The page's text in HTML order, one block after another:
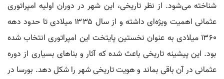
شناخته می‌شود. از نظر تاریخی، این شهر در دوران اولیه امپراتوری
عثمانی اهمیت ویژه‌ای داشته و از سال ۱۳۳۵ میلادی تا حدود دهه
۱۳۶۰ میلادی به عنوان نخستین پایتخت این امپراتوری انتخاب شده
بود. این پیشینه تاریخی باعث شده که آثار و بناهای بسیاری از دوره
عثمانی در آن باقی بماند و هویت تاریخی شهر را شکل دهد. بورسا در